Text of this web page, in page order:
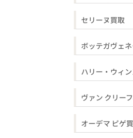
セリーヌ買取
ボッテガヴェ
ハリー・ウィ
ヴァン クリー
オーデマ ピゲ